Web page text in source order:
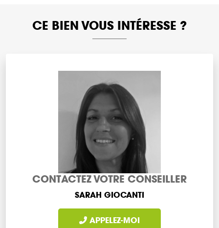
CE BIEN VOUS INTÉRESSE ?
CONTACTEZ VOTRE CONSEILLER
SARAH GIOCANTI
APPELEZ-MOI